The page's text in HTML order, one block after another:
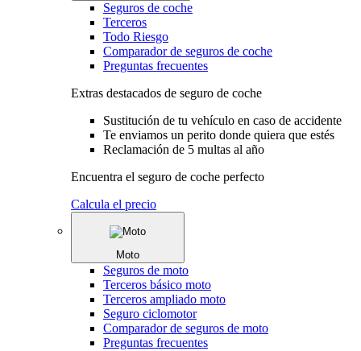
Seguros de coche
Terceros
Todo Riesgo
Comparador de seguros de coche
Preguntas frecuentes
Extras destacados de seguro de coche
Sustitución de tu vehículo en caso de accidente
Te enviamos un perito donde quiera que estés
Reclamación de 5 multas al año
Encuentra el seguro de coche perfecto
Calcula el precio
Moto
Seguros de moto
Terceros básico moto
Terceros ampliado moto
Seguro ciclomotor
Comparador de seguros de moto
Preguntas frecuentes